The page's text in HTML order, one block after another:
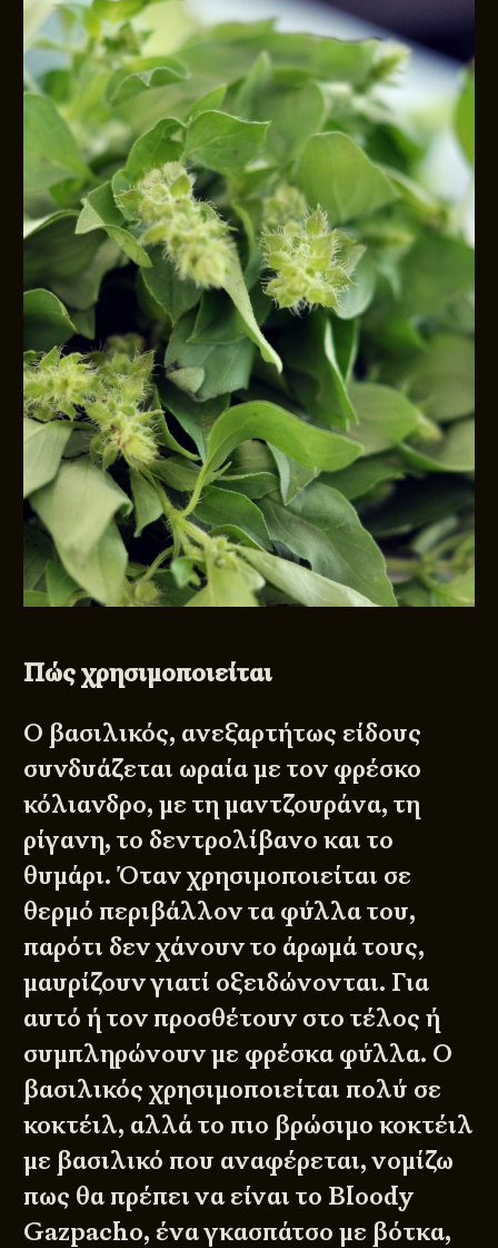
Πώς χρησιμοποιείται
Ο βασιλικός, ανεξαρτήτως είδους
συνδυάζεται ωραία με τον φρέσκο
κόλιανδρο, με τη μαντζουράνα, τη
ρίγανη, το δεντρολίβανο και το
θυμάρι. Όταν χρησιμοποιείται σε
θερμό περιβάλλον τα φύλλα του,
παρότι δεν χάνουν το άρωμά τους,
μαυρίζουν γιατί οξειδώνονται. Για
αυτό ή τον προσθέτουν στο τέλος ή
συμπληρώνουν με φρέσκα φύλλα. Ο
βασιλικός χρησιμοποιείται πολύ σε
κοκτέιλ, αλλά το πιο βρώσιμο κοκτέιλ
με βασιλικό που αναφέρεται, νομίζω
πως θα πρέπει να είναι το Bloody
Gazpacho, ένα γκασπάτσο με βότκα,